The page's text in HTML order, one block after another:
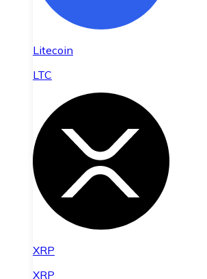
Litecoin
LTC
XRP
XRP